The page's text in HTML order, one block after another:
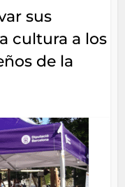
sus
cultura a los
de la